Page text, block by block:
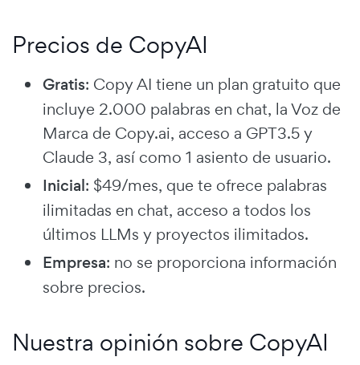
Precios de CopyAI
Gratis: Copy AI tiene un plan gratuito que
incluye 2.000 palabras en chat, la Voz de
Marca de Copy.ai, acceso a GPT3.5 y
Claude 3, así como 1 asiento de usuario.
Inicial: $49/mes, que te ofrece palabras
ilimitadas en chat, acceso a todos los
últimos LLMs y proyectos ilimitados.
Empresa: no se proporciona información
sobre precios.
Nuestra opinión sobre CopyAI